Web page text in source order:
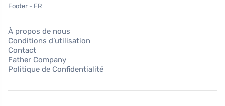
Footer - FR
À propos de nous
Conditions d’utilisation
Contact
Father Company
Politique de Confidentialité